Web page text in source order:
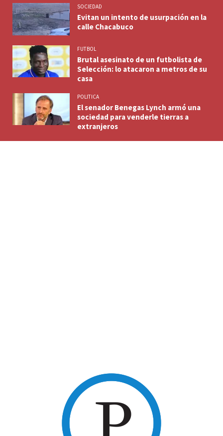
SOCIEDAD
Evitan un intento de usurpación en la
calle Chacabuco
FUTBOL
Brutal asesinato de un futbolista de
Selección: lo atacaron a metros de su
casa
POLITICA
El senador Benegas Lynch armó una
sociedad para venderle tierras a
extranjeros